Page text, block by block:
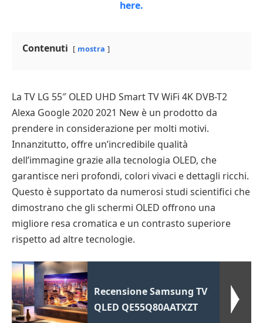
Contenuti mostra
La TV LG 55″ OLED UHD Smart TV WiFi 4K DVB-T2
Alexa Google 2020 2021 New è un prodotto da
prendere in considerazione per molti motivi.
Innanzitutto, offre un’incredibile qualità
dell’immagine grazie alla tecnologia OLED, che
garantisce neri profondi, colori vivaci e dettagli ricchi.
Questo è supportato da numerosi studi scientifici che
dimostrano che gli schermi OLED offrono una
migliore resa cromatica e un contrasto superiore
rispetto ad altre tecnologie.
Recensione Samsung TV
QLED QE55Q80AATXZT